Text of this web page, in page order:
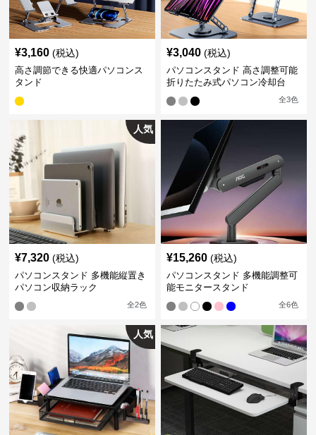
¥3,160 (税込)
高さ調節できる快適パソコンス
タンド
¥3,040 (税込)
パソコンスタンド 高さ調整可能
折りたたみ式パソコン冷却台
全3色
人気
¥7,320 (税込)
パソコンスタンド 多機能縦置き
パソコン収納ラック
全2色
¥15,260 (税込)
パソコンスタンド 多機能調整可
能モニタースタンド
全6色
人気